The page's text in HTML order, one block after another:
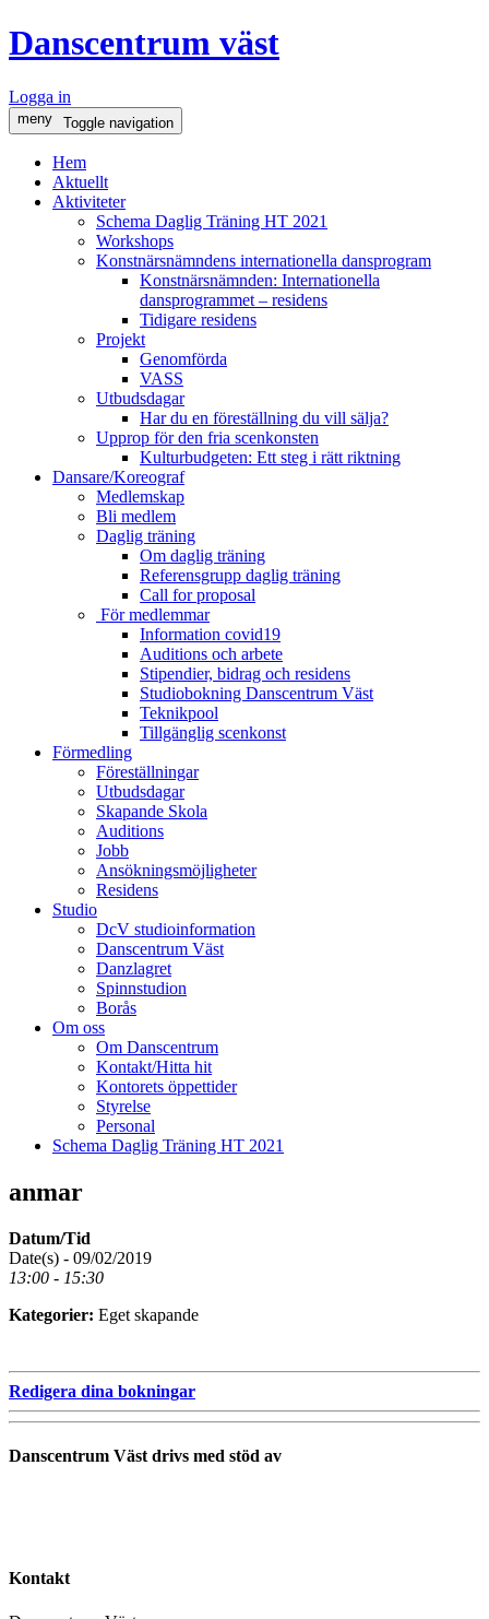
Danscentrum väst
Logga in
meny Toggle navigation
Hem
Aktuellt
Aktiviteter
Schema Daglig Träning HT 2021
Workshops
Konstnärsnämndens internationella dansprogram
Konstnärsnämnden: Internationella
dansprogrammet – residens
Tidigare residens
Projekt
Genomförda
VASS
Utbudsdagar
Har du en föreställning du vill sälja?
Upprop för den fria scenkonsten
Kulturbudgeten: Ett steg i rätt riktning
Dansare/Koreograf
Medlemskap
Bli medlem
Daglig träning
Om daglig träning
Referensgrupp daglig träning
Call for proposal
För medlemmar
Information covid19
Auditions och arbete
Stipendier, bidrag och residens
Studiobokning Danscentrum Väst
Teknikpool
Tillgänglig scenkonst
Förmedling
Föreställningar
Utbudsdagar
Skapande Skola
Auditions
Jobb
Ansökningsmöjligheter
Residens
Studio
DcV studioinformation
Danscentrum Väst
Danzlagret
Spinnstudion
Borås
Om oss
Om Danscentrum
Kontakt/Hitta hit
Kontorets öppettider
Styrelse
Personal
Schema Daglig Träning HT 2021
anmar
Datum/Tid
Date(s) - 09/02/2019
13:00 - 15:30
Kategorier: Eget skapande
Redigera dina bokningar
Danscentrum Väst drivs med stöd av
Kontakt